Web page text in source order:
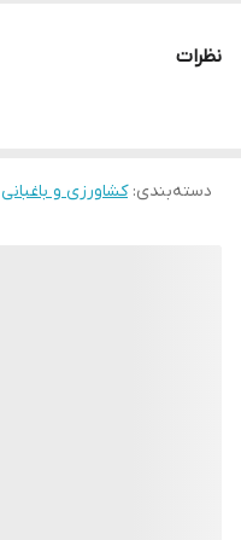
نظرات
دسته‌بندی:کشاورزی و باغبانی